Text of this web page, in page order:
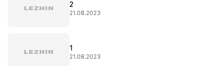
2
21.08.2023
1
21.08.2023